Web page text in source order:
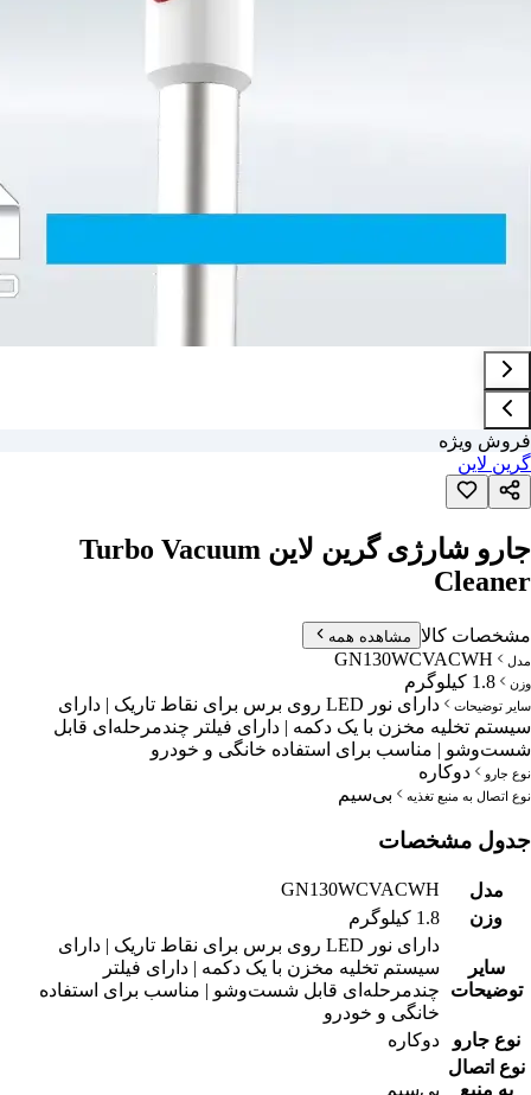
فروش ویژه
گرین لاین
جارو شارژی گرین لاین Turbo Vacuum
Cleaner
مشخصات کالا مشاهده همه
مدل GN130WCVACWH
وزن 1.8 کیلوگرم
سایر توضیحات
دارای نور LED روی برس برای نقاط تاریک | دارای
سیستم تخلیه مخزن با یک دکمه | دارای فیلتر چندمرحله‌ای قابل
شست‌وشو | مناسب برای استفاده خانگی و خودرو
نوع جارو دوکاره
نوع اتصال به منبع تغذیه بی‌سیم
جدول مشخصات
مدل
GN130WCVACWH
وزن
1.8 کیلوگرم
سایر
توضیحات
دارای نور LED روی برس برای نقاط تاریک | دارای
سیستم تخلیه مخزن با یک دکمه | دارای فیلتر
چندمرحله‌ای قابل شست‌وشو | مناسب برای استفاده
خانگی و خودرو
نوع جارو
دوکاره
نوع اتصال
به منبع
بی‌سیم